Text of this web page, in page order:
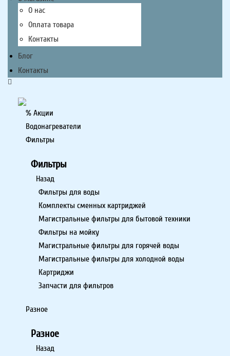
О нас
Оплата товара
Контакты
Блог
Контакты
% Акции
Водонагреватели
Фильтры
Фильтры
Назад
Фильтры для воды
Комплекты сменных картриджей
Магистральные фильтры для бытовой техники
Фильтры на мойку
Магистральные фильтры для горячей воды
Магистральные фильтры для холодной воды
Картриджи
Запчасти для фильтров
Разное
Разное
Назад